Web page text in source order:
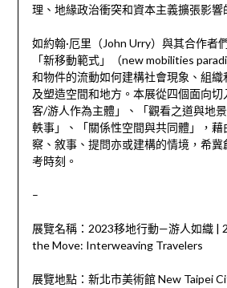
理、地緣政治衝突和資本主義擴張影響
如約翰·厄里（John Urry）與其合作者
「新移動範式」（new mobilities
和物件的流動如何建構社會現象、組織
及塑造空間和地方。本展從四個面向
客/游人作為主體」、「觀看之道與地
軼事」、「關係性空間與共同體」，藉
察、敘事、提問亦或建構的情境，希冀
考時刻。
–
展覽名稱：2023移地行動—游人如織 |
the Move: Interweaving Travelers
展覽地點：新北市美術館 New Taipei